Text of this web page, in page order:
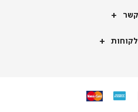
צור
מועדון